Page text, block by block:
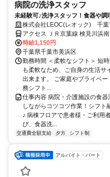
病院の洗浄スタッフ
未経験可♪洗浄スタッフ！食器や
株式会社LEOC(レオック) 千葉
アクセス ＪＲ京葉線 検見川浜
南口徒歩約33分、ＪＲ京葉線/
歩約36分 検見川浜駅より徒歩15
時給1,150円
千葉県千葉市美浜区
勤務時間 ＜柔軟なシフト＞ 短
も柔軟なため、ご自身の生活サ
出来ます。 ご家庭やプライベ
務シフト...
仕事内容 病院・介護施設の食
しながらコツコツ作業！シフト
♪ 病棟フロアで患者様・ご利用
び、食器洗...
交通費全額支給 夕方 シフト制
アルバイト・パート